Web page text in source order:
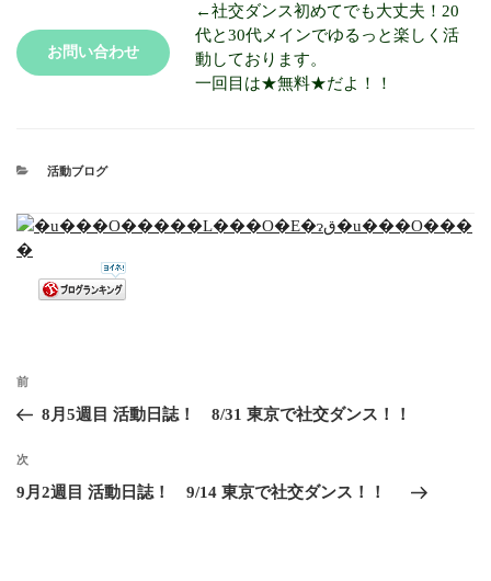
お問い合わせ
←社交ダンス初めてでも大丈夫！20
代と30代メインでゆるっと楽しく活
動しております。
一回目は★無料★だよ！！
活動ブログ
前
8月5週目 活動日誌！ 8/31 東京で社交ダンス！！
次
9月2週目 活動日誌！ 9/14 東京で社交ダンス！！